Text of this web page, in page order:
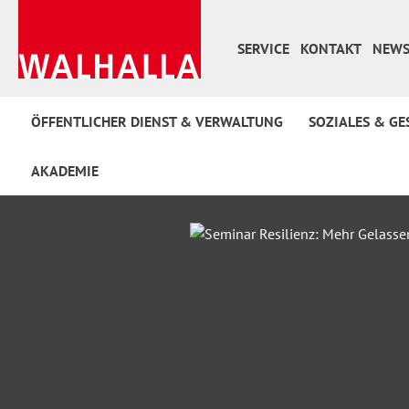
SERVICE
KONTAKT
ÖFFENTLICHER DIENST & VERWALTUNG SOZIALES &
AKADEMIE
Bildergalerie überspringen